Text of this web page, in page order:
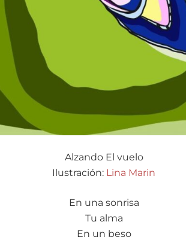
Alzando El vuelo
Ilustración: Lina Marin
En una sonrisa
Tu alma
En un beso